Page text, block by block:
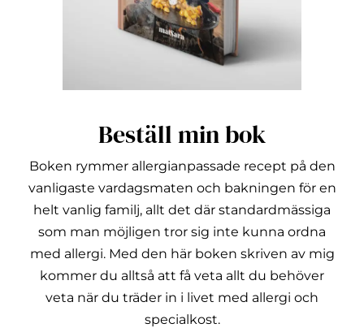
Beställ min bok
Boken rymmer allergianpassade recept på den
vanligaste vardagsmaten och bakningen för en
helt vanlig familj, allt det där standardmässiga
som man möjligen tror sig inte kunna ordna
med allergi. Med den här boken skriven av mig
kommer du alltså att få veta allt du behöver
veta när du träder in i livet med allergi och
specialkost.